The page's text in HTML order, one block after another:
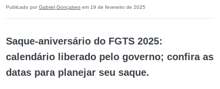
Publicado por Gabriel Gonçalves em 19 de fevereiro de 2025
Saque-aniversário do FGTS 2025:
calendário liberado pelo governo; confira as
datas para planejar seu saque.